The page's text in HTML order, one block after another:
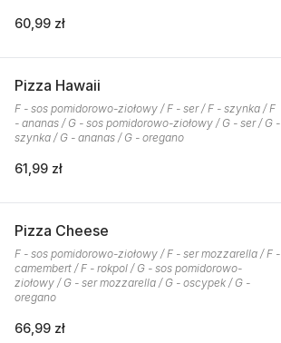
60,99 zł
Pizza Hawaii
F - sos pomidorowo-ziołowy / F - ser / F - szynka / F
- ananas / G - sos pomidorowo-ziołowy / G - ser / G -
szynka / G - ananas / G - oregano
61,99 zł
Pizza Cheese
F - sos pomidorowo-ziołowy / F - ser mozzarella / F -
camembert / F - rokpol / G - sos pomidorowo-
ziołowy / G - ser mozzarella / G - oscypek / G -
oregano
66,99 zł